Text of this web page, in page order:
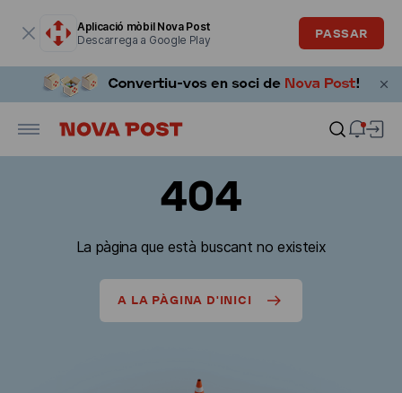
Aplicació mòbil Nova Post
Descarrega a Google Play
PASSAR
404
La pàgina que està buscant no existeix
A LA PÀGINA D'INICI